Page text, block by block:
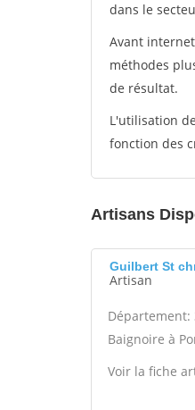
dans le
Avant
méthodes
de résultat.
L'utilisation
fonction des
Artisans
Guilbert St
Artisan
Département:
Baignoire à
Voir la fiche